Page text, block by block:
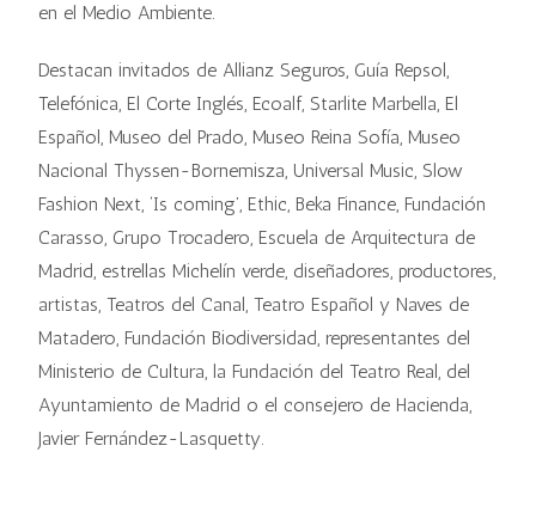
en el Medio Ambiente.
Destacan invitados de Allianz Seguros, Guía Repsol,
Telefónica, El Corte Inglés, Ecoalf, Starlite Marbella, El
Español, Museo del Prado, Museo Reina Sofía, Museo
Nacional Thyssen-Bornemisza, Universal Music, Slow
Fashion Next, ‘Is coming’, Ethic, Beka Finance, Fundación
Carasso, Grupo Trocadero, Escuela de Arquitectura de
Madrid, estrellas Michelín verde, diseñadores, productores,
artistas, Teatros del Canal, Teatro Español y Naves de
Matadero, Fundación Biodiversidad, representantes del
Ministerio de Cultura, la Fundación del Teatro Real, del
Ayuntamiento de Madrid o el consejero de Hacienda,
Javier Fernández-Lasquetty.